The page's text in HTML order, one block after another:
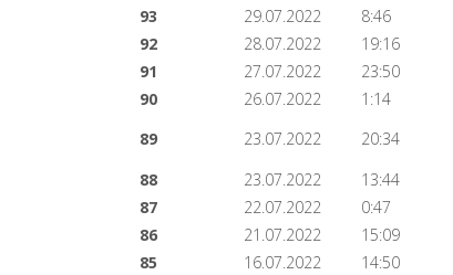
93
29.07.2022 8:46
92
28.07.2022 19:16
91
27.07.2022 23:50
90
26.07.2022 1:14
89
23.07.2022 20:34
88
23.07.2022 13:44
87
22.07.2022 0:47
86
21.07.2022 15:09
85
16.07.2022 14:50